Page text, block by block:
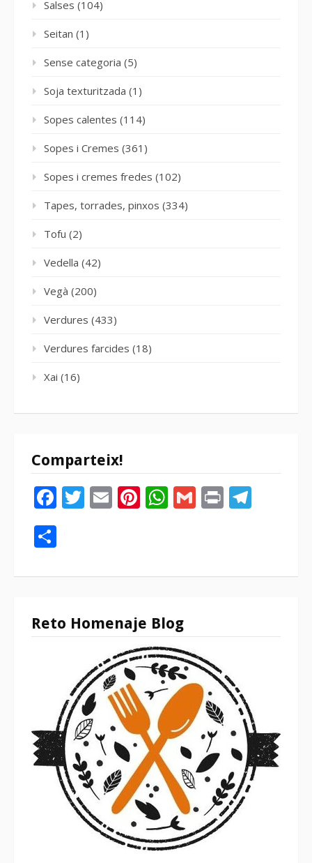
Salses (104)
Seitan (1)
Sense categoria (5)
Soja texturitzada (1)
Sopes calentes (114)
Sopes i Cremes (361)
Sopes i cremes fredes (102)
Tapes, torrades, pinxos (334)
Tofu (2)
Vedella (42)
Vegà (200)
Verdures (433)
Verdures farcides (18)
Xai (16)
Comparteix!
Facebook
Twitter
EmailPinterest
WhatsApp
Gmail
Print
Reto Homenaje Blog